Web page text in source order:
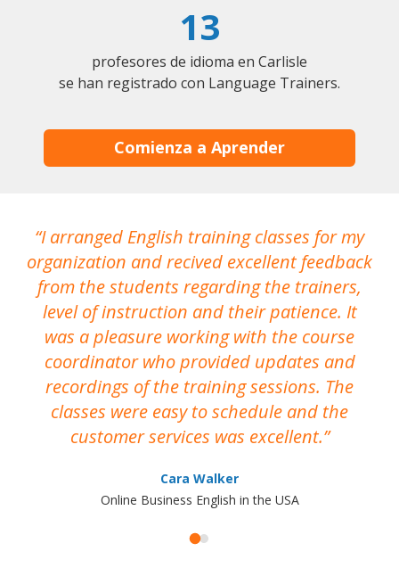
13
profesores de idioma en Carlisle
se han registrado con Language Trainers.
Comienza a Aprender
I arranged English training classes for my
organization and recived excellent feedback
from the students regarding the trainers,
level of instruction and their patience. It
was a pleasure working with the course
coordinator who provided updates and
recordings of the training sessions. The
classes were easy to schedule and the
customer services was excellent.
Cara Walker
Online Business English in the USA